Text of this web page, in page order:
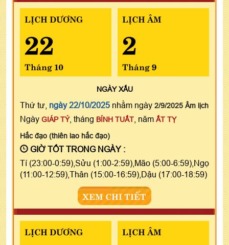
LỊCH DƯƠNG
22
Tháng 10
LỊCH ÂM
2
Tháng 9
NGÀYXẤU
Thứ tư, ngày 22/10/2025 nhằm ngày 2/9/2025 Âm lịch
Ngày GIÁP TÝ, tháng BÍNH TUẤT , năm ẤT TỴ
Hắc đạo (thiên lao hắc đạo)
GIỜ TỐT TRONG NGÀY :
Tí (23:00-0:59),Sửu (1:00-2:59),Mão (5:00-6:59),Ngọ
(11:00-12:59),Thân (15:00-16:59),Dậu (17:00-18:59)
XEM CHI TIẾT
LỊCH DƯƠNG LỊCH ÂM